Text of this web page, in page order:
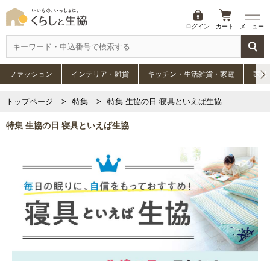
ログイン カート メニュー
ファッション インテリア・雑貨 キッチン・生活雑貨・家電 家具
トップページ 特集 特集 生協の日 寝具といえば生協
特集 生協の日 寝具といえば生協